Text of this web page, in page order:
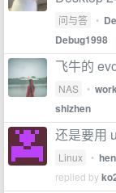
问与答 •
Debug1998
飞牛的
NAS •
shizhen
还是要用
Linux •
replied by